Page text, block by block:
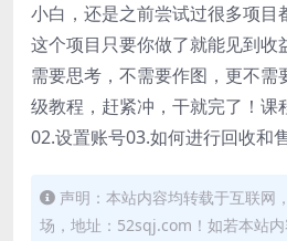
小白，还是之前尝试过很多项目
这个项目只要你做了就能见到收
需要思考，不需要作图，更不需
级教程，赶紧冲，干就完了！课
02.设置账号03.如何进行回收和
声明：本站内容均转载于互联网
场，地址：52sqj.com！如若本站